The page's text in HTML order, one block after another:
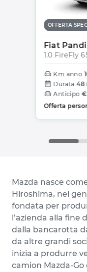
OFFERTA
Fiat
1.0 FireFly
Km anno
Durata 48
Anticipo €
Offerta
Mazda nasce
Hiroshima, nel
fondata per
l’azienda alla fine
dalla bancarotta
da altre grandi
inizia a produrre
camion Mazda-Go